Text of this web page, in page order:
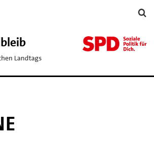
Landtags